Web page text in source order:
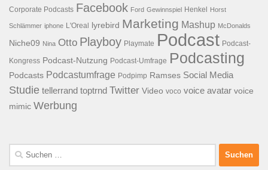
Corporate Podcasts Facebook Ford Gewinnspiel Henkel Horst
Schlämmer iphone L'Oreal lyrebird Marketing Mashup McDonalds
Niche09 Nina Otto Playboy Playmate Podcast Podcast-
Kongress Podcast-Nutzung Podcast-Umfrage Podcasting
Podcasts Podcastumfrage Podpimp Ramses Social Media
Studie tellerrand toptrnd Twitter Video voco voice avatar voice
mimic Werbung
Suchen
nach: